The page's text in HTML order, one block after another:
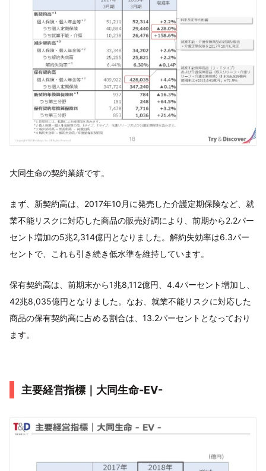
大同生命の契約業績です。
まず、新契約高は、2017年10月に発売した介護定期保険など、就
業不能リスクに対応した商品の販売好調により、前期から2.2パー
セント増加の5兆2,314億円となりました。解約失効率は6.3パー
セントで、これも引き続き低水準を維持しています。
保有契約高は、前期末から1兆8,112億円、4.4パーセント増加し、
42兆8,035億円となりました。なお、就業不能リスクに対応した
商品の保有契約高に占める割合は、13.2パーセントとなっており
ます。
主要経営指標｜大同生命-EV-